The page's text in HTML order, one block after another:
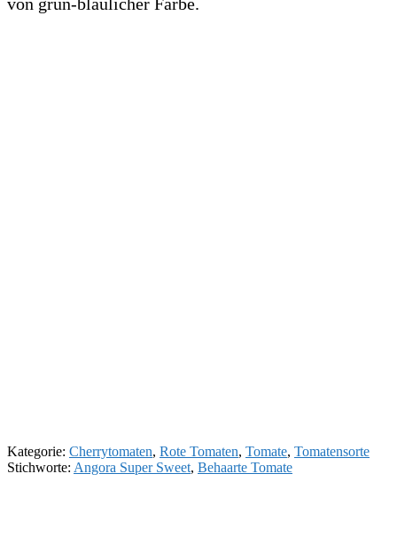
Kategorie: Cherrytomaten, Rote Tomaten, Tomate, Tomatensorte
Stichworte: Angora Super Sweet, Behaarte Tomate